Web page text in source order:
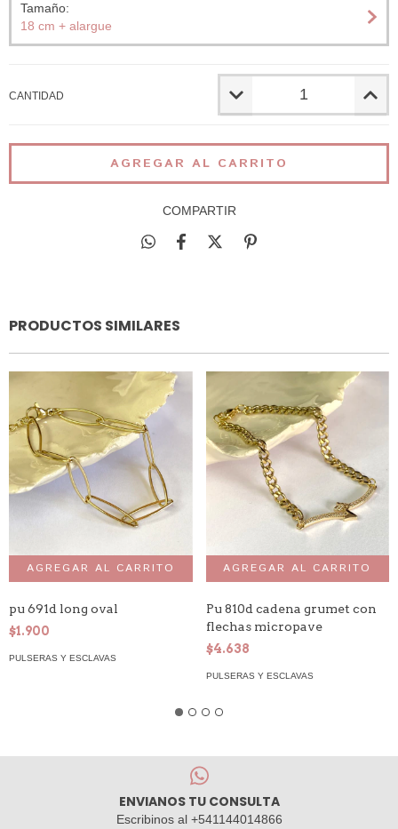
Tamaño:
18 cm + alargue
CANTIDAD
COMPARTIR
PRODUCTOS SIMILARES
pu 691d long oval
$1.900
PULSERAS Y ESCLAVAS
Pu 810d cadena grumet con
flechas micropave
$4.638
PULSERAS Y ESCLAVAS
ENVIANOS TU CONSULTA
Escribinos al +541144014866